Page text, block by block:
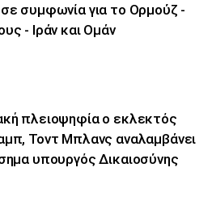
συμφωνία για το Ορμούζ -
- Ιράν και Ομάν
πλειοψηφία ο εκλεκτός
Τοντ Μπλανς αναλαμβάνει
υπουργός Δικαιοσύνης